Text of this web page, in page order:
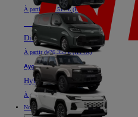
À partir de 40.517 € (HTVA)
NouveauLand Cruiser
Diesel
À partir de76.355 € (HTVA)
Aygo X
Hybride
À partir de18.769 € (HTVA)
Nos offres